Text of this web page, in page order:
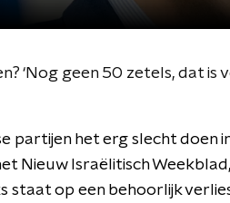
‘Nog geen 50 zetels, dat is
partijen het erg slecht doen
Nieuw Israëlitisch
staat op een behoorlijk